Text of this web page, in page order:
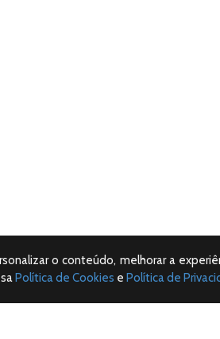
o conteúdo, melhorar a
Política de Cookies e Política de